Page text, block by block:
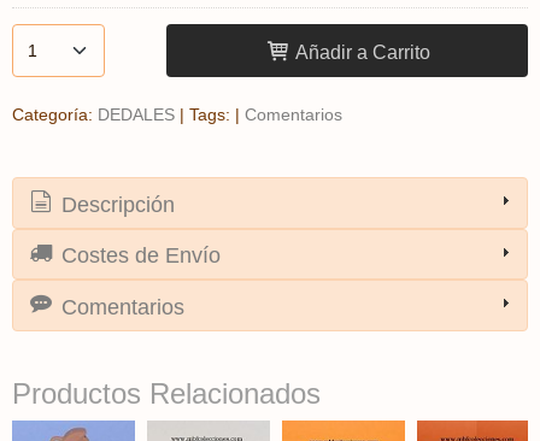
Añadir a Carrito
Categoría: DEDALES | Tags: | Comentarios
Descripción
Costes de Envío
Comentarios
Productos Relacionados